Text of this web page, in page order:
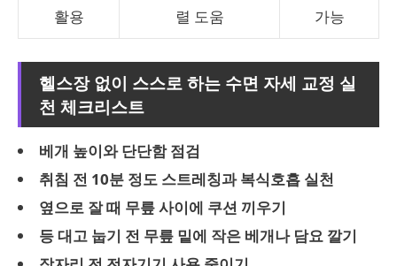
활용
렬 도움
가능
헬스장 없이 스스로 하는 수면 자세 교정 실
천 체크리스트
베개 높이와 단단함 점검
취침 전 10분 정도 스트레칭과 복식호흡 실천
옆으로 잘 때 무릎 사이에 쿠션 끼우기
등 대고 눕기 전 무릎 밑에 작은 베개나 담요 깔기